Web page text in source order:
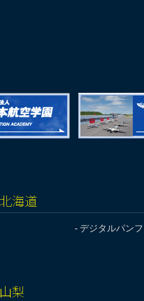
海道
デジタルパンフ
梨